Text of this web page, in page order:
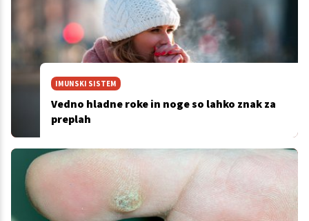
IMUNSKI SISTEM
Vedno hladne roke in noge so lahko znak za
preplah